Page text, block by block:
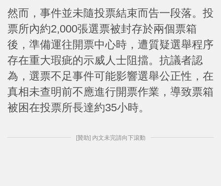
然而，事件並未隨投票結束而告一段落。投
票所內約2,000張選票被封存於兩個票箱
後，準備運往開票中心時，遭質疑選舉程序
存在重大瑕疵的示威人士阻擋。抗議者認
為，選票不足事件可能影響選舉公正性，在
真相未查明前不應進行開票作業，導致票箱
被困在投票所長達約35小時。
[贊助] 內文未完請向下滾動